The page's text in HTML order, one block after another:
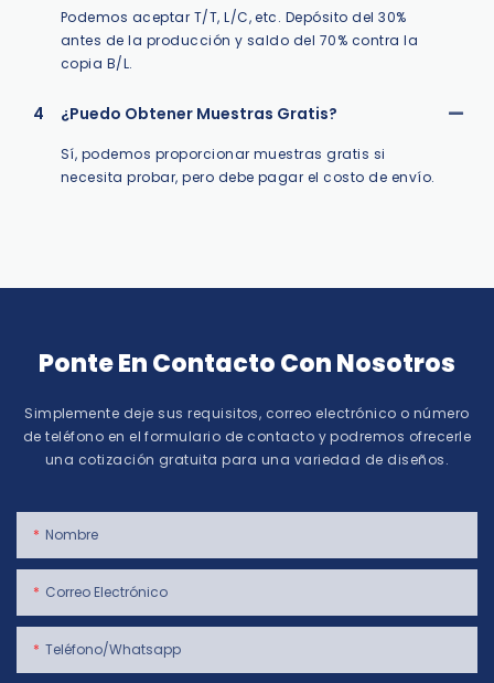
Podemos aceptar T/T, L/C, etc. Depósito del 30%
antes de la producción y saldo del 70% contra la
copia B/L.
4 ¿Puedo Obtener Muestras Gratis?
Sí, podemos proporcionar muestras gratis si
necesita probar, pero debe pagar el costo de envío.
Ponte En Contacto Con Nosotros
Simplemente deje sus requisitos, correo electrónico o número
de teléfono en el formulario de contacto y podremos ofrecerle
una cotización gratuita para una variedad de diseños.
Nombre
Correo Electrónico
Teléfono/whatsapp